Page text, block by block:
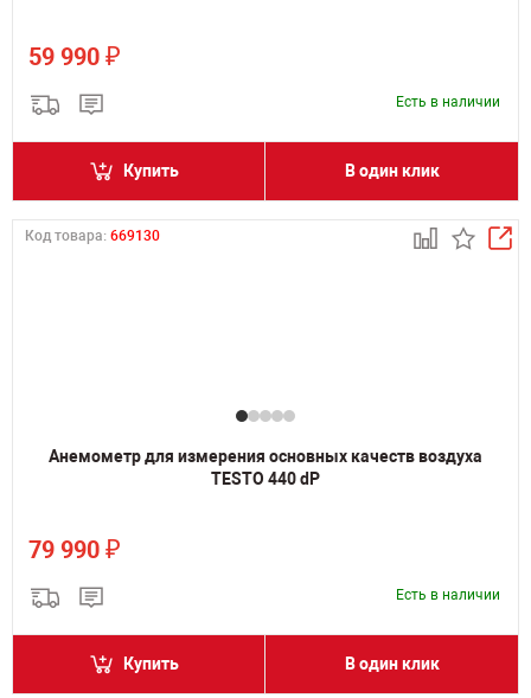
59 990 ₽
Есть в наличии
Купить В один клик
Код товара: 669130
Анемометр для измерения основных качеств воздуха
TESTO 440 dP
79 990 ₽
Есть в наличии
Купить В один клик